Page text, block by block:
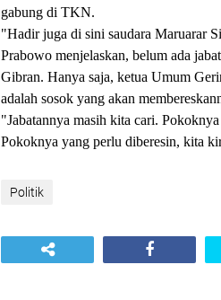
gabung di TKN.
"Hadir juga di sini saudara Maruarar
Prabowo menjelaskan, belum ada
Gibran. Hanya saja, ketua Umum
adalah sosok yang akan
"Jabatannya masih kita cari.
Pokoknya yang perlu diberesin, kita
Politik